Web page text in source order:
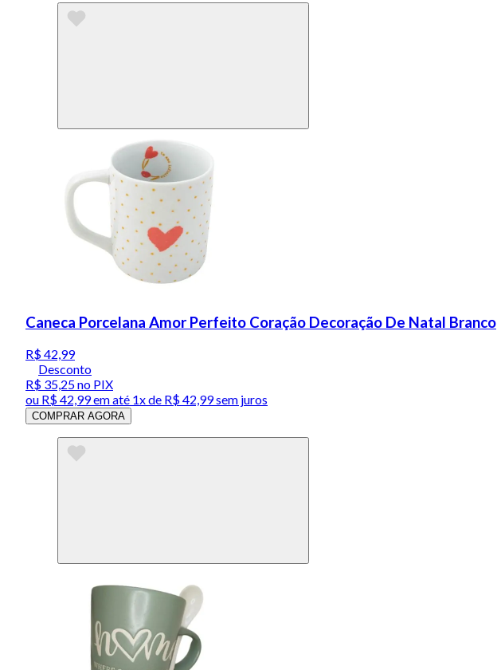
Caneca Porcelana Amor Perfeito Coração Decoração De Natal Branco
R$ 42,99
Desconto
R$ 35,25no PIX
ou R$ 42,99em até 1x de R$ 42,99sem juros
COMPRAR AGORA